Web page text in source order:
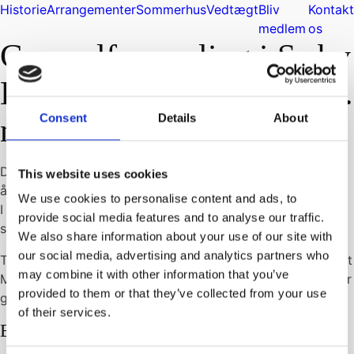
Consent Details About
This website uses cookies
We use cookies to personalise content and ads, to
provide social media features and to analyse our traffic.
We also share information about your use of our site with
our social media, advertising and analytics partners who
may combine it with other information that you’ve
provided to them or that they’ve collected from your use
of their services.
HistorieArrangementerSommerhusVedtægtBliv
medlem
Kontakt
os
Generalforsamling i Sæby
Håndværkerforening – 13.
november
Den 13. november afholdte Sæby Håndværkerforening
årets ordinære generalforsamling.
I alt deltog 38 medlemmer og gæster, hvoraf 30 var
stemmeberettigede.
Til lejligheden havde vi inviteret tre byrådskandidater samt
Mick Anderson, der på fin vis ledte aftenen og sørgede for
god stemning.
En Generalforsamling i god ro og orden